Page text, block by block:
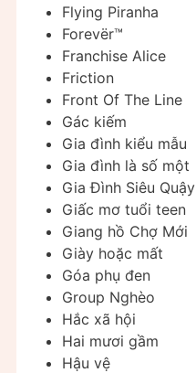
Flying Piranha
Forevër™
Franchise Alice
Friction
Front Of The Line
Gác kiếm
Gia đình kiểu mẫu
Gia đình là số một
Gia Đình Siêu Quậy
Giấc mơ tuổi teen
Giang hồ Chợ Mới
Giày hoặc mất
Góa phụ đen
Group Nghèo
Hắc xã hội
Hai mươi gầm
Hậu vệ